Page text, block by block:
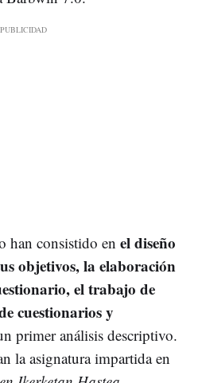
han consistido en el diseño
objetivos, la elaboración
el trabajo de
cuestionarios y
primer análisis descriptivo.
la asignatura impartida en